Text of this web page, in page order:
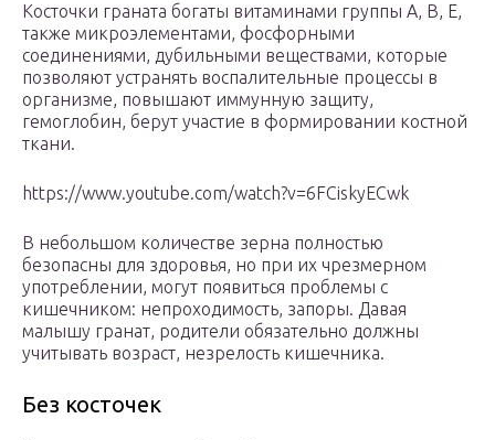
Косточки граната богаты витаминами группы А, В, Е,
также микроэлементами, фосфорными
соединениями, дубильными веществами, которые
позволяют устранять воспалительные процессы в
организме, повышают иммунную защиту,
гемоглобин, берут участие в формировании костной
ткани.
https://www.youtube.com/watch?v=6FCiskyECwk
В небольшом количестве зерна полностью
безопасны для здоровья, но при их чрезмерном
употреблении, могут появиться проблемы с
кишечником: непроходимость, запоры. Давая
малышу гранат, родители обязательно должны
учитывать возраст, незрелость кишечника.
Без косточек